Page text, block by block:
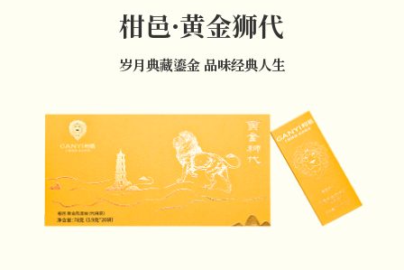
柑邑·黄金狮代
岁月典藏鎏金 品味经典人生